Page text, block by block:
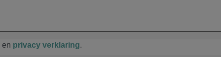
en privacy verklaring.